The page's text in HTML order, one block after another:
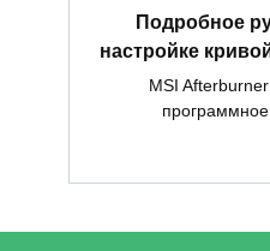
Подробное
настройке
MSI